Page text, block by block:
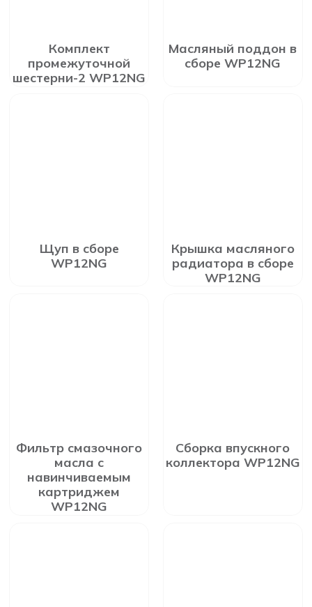
Комплект
промежуточной
шестерни-2 WP12NG
Масляный поддон в
сборе WP12NG
Щуп в сборе
WP12NG
Крышка масляного
радиатора в сборе
WP12NG
Фильтр смазочного
масла с
навинчиваемым
картриджем
WP12NG
Сборка впускного
коллектора WP12NG